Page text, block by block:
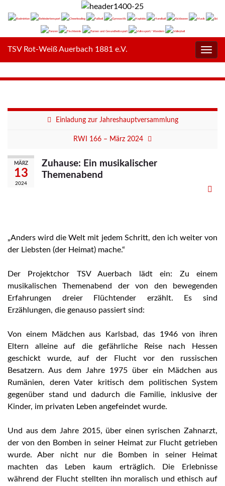
TSV Rot-Weiß Auerbach 1881 e.V.
Einladung zur Jahreshauptversammlung
RWI 166 – März 2024
MÄRZ
13
2024
Zuhause: Ein musikalischer
Themenabend
„Anders wird die Welt mit jedem Schritt, den ich weiter von
der Liebsten (der Heimat) mache.“
Der Projektchor TSV Auerbach lädt ein: Zu einem
musikalischen Themenabend der von den bewegenden
Erfahrungen dreier Flüchtender erzählt. Es sind
Erzählungen, die genauso passiert sind:
Von einem Mädchen aus Karlsbad, das 1946 von ihren
Eltern alleine auf die gefährliche Reise nach Hessen
geschickt wurde, auf der Flucht vor den russischen
Besatzern. Aus dem Jahre 1975 über ein Mädchen aus
Rumänien, deren Vater kritisch dem politischen System
gegenüber stand und dadurch die Familie, inklusive der
Kinder, im privaten Leben angefeindet wurde.
Und aus dem Jahre 2015, über einen syrischen Zahnarzt,
der von den Bomben in seiner Heimat zur Flucht getrieben
wurde. Aber nicht nur die Bomben in seiner Heimat
machten das Leben kaum erträglich. Die Erlebnisse
während der Flucht stellten ihn moralisch und ethisch auf